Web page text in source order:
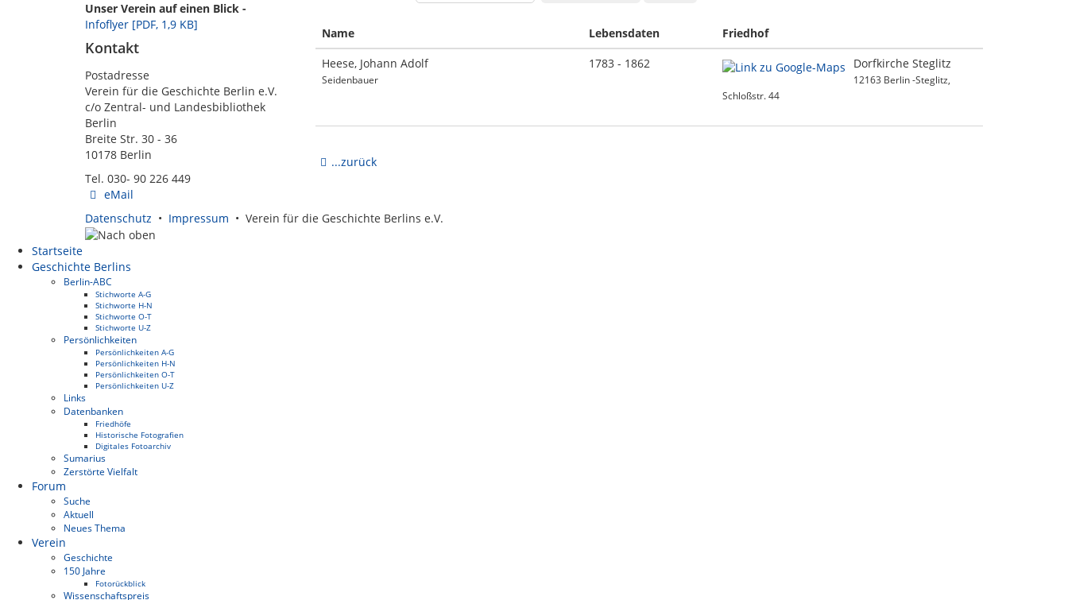
Unser Verein auf einen Blick -
Infoflyer [PDF, 1,9 KB]
Kontakt
Postadresse
Verein für die Geschichte Berlin e.V.
c/o Zentral- und Landesbibliothek
Berlin
Breite Str. 30 - 36
10178 Berlin
Tel. 030- 90 226 449
eMail
Name Lebensdaten
Friedhof
Heese, Johann Adolf
Seidenbauer
1783 - 1862 Dorfkirche Steglitz
12163 Berlin -Steglitz,
Schloßstr. 44
...zurück
Datenschutz • Impressum • Verein für die Geschichte Berlins e.V.
Startseite
Geschichte Berlins
Berlin-ABC
Stichworte A-G
Stichworte H-N
Stichworte O-T
Stichworte U-Z
Persönlichkeiten
Persönlichkeiten A-G
Persönlichkeiten H-N
Persönlichkeiten O-T
Persönlichkeiten U-Z
Links
Datenbanken
Friedhöfe
Historische Fotografien
Digitales Fotoarchiv
Sumarius
Zerstörte Vielfalt
Forum
Suche
Aktuell
Neues Thema
Verein
Geschichte
150 Jahre
Fotorückblick
Wissenschaftspreis